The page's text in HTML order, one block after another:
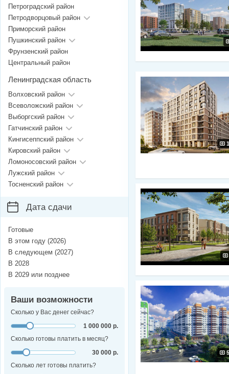
Петроградский район
Петродворцовый район
Приморский район
Пушкинский район
Фрунзенский район
Центральный район
Ленинградская область
Волховский район
Всеволожский район
Выборгский район
Гатчинский район
Кингисеппский район
Кировский район
Ломоносовский район
Лужский район
Тосненский район
Дата сдачи
Готовые
В этом году (2026)
В следующем (2027)
В 2028
В 2029 или позднее
Ваши возможности
Сколько у Вас денег сейчас?
1 000 000 р.
Сколько готовы платить в месяц?
30 000 р.
Сколько лет готовы платить?